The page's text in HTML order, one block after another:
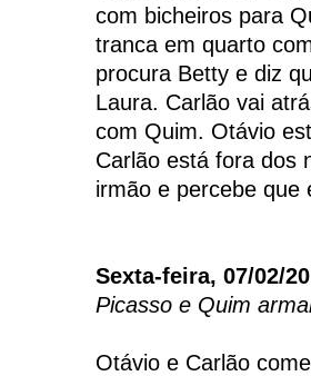
com bicheiros para
tranca em quarto
procura Betty e diz
Laura. Carlão vai
com Quim. Otávio
Carlão está fora dos
irmão e percebe que
Sexta-feira, 07/02/
Picasso e Quim
Otávio e Carlão